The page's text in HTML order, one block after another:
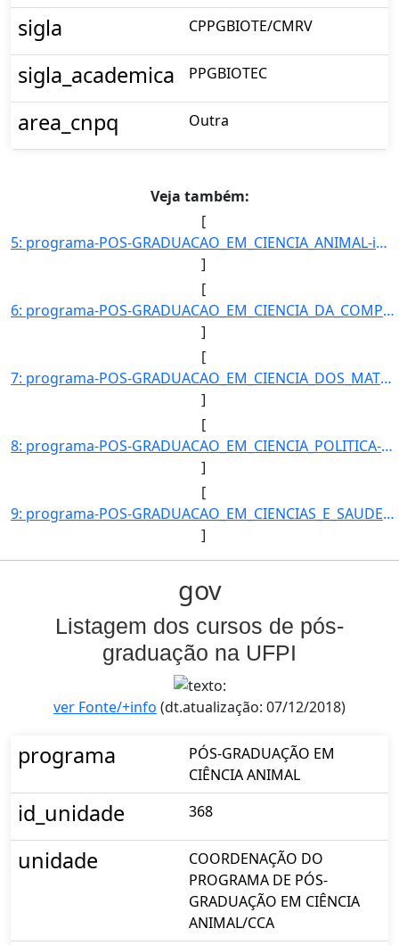
sigla CPPGBIOTE/CMRV
sigla_academica PPGBIOTEC
area_cnpq Outra
Veja também:
[
5: programa-POS-GRADUACAO_EM_CIENCIA_ANIMAL-id_unidade-368-unidade-COORDENACAO_DO_PROGRAMA_DE_POS-GRADU]
]
[
6: programa-POS-GRADUACAO_EM_CIENCIA_DA_COMPUTACAO-id_unidade-615-unidade-COORDENACAO_DO_PROGRAMA_DE_PO]
]
[
7: programa-POS-GRADUACAO_EM_CIENCIA_DOS_MATERIAIS-id_unidade-610-unidade-COORDENACAO_DO_PROGRAMA_DE_PO]
]
[
8: programa-POS-GRADUACAO_EM_CIENCIA_POLITICA-id_unidade-343-unidade-COORDENACAO_DO_PROGRAMA_DE_POS-GRA]
]
[
9: programa-POS-GRADUACAO_EM_CIENCIAS_E_SAUDE-id_unidade-344-unidade-COORDENACAO_DO_PROGRAMA_DE_POS-GRA]
]
gov
Listagem dos cursos de pós-
graduação na UFPI
ver Fonte/+info (dt.atualização: 07/12/2018)
programa
PÓS-GRADUAÇÃO EM
CIÊNCIA ANIMAL
id_unidade 368
unidade
COORDENAÇÃO DO
PROGRAMA DE PÓS-
GRADUAÇÃO EM CIÊNCIA
ANIMAL/CCA